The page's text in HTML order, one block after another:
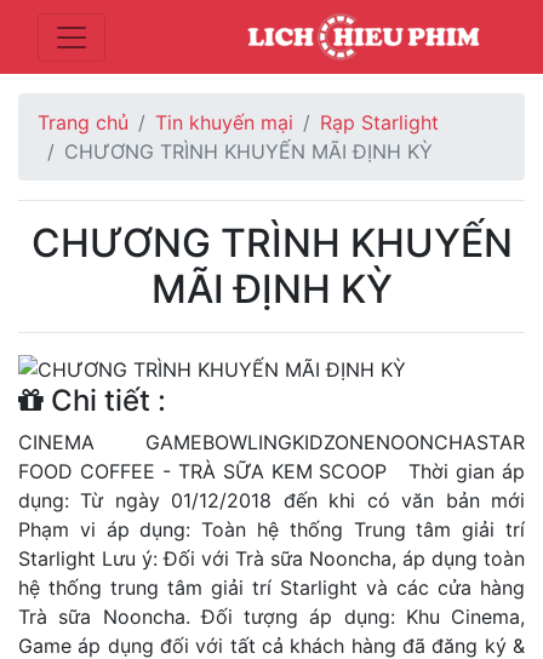
Trang chủ Tin khuyến mại
Rạp Starlight
CHƯƠNG TRÌNH KHUYẾN MÃI ĐỊNH KỲ
CHƯƠNG TRÌNH KHUYẾN
MÃI ĐỊNH KỲ
Chi tiết :
CINEMA GAMEBOWLINGKIDZONENOONCHASTAR
FOOD COFFEE - TRÀ SỮA KEM SCOOP Thời gian áp
dụng: Từ ngày 01/12/2018 đến khi có văn bản mới
Phạm vi áp dụng: Toàn hệ thống Trung tâm giải trí
Starlight Lưu ý: Đối với Trà sữa Nooncha, áp dụng toàn
hệ thống trung tâm giải trí Starlight và các cửa hàng
Trà sữa Nooncha. Đối tượng áp dụng: Khu Cinema,
Game áp dụng đối với tất cả khách hàng đã đăng ký &